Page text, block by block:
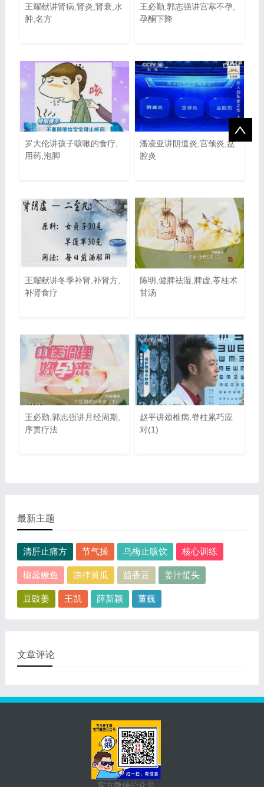
王耀献讲肾病,肾炎,肾衰,水
肿,名方
王必勤,郭志强讲宫寒不孕,
孕酮下降
罗大伦讲孩子咳嗽的食疗,
用药,泡脚
潘凌亚讲阴道炎,宫颈炎,盆
腔炎
王耀献讲冬季补肾,补肾方,
补肾食疗
陈明,健脾祛湿,脾虚,苓桂术
甘汤
王必勤,郭志强讲月经周期,
序贯疗法
赵平讲颈椎病,脊柱累巧应
对(1)
最新主题
清肝止痛方 节气操 乌梅止咳饮 核心训练
椒蕊鳜鱼 凉拌黄瓜 茴香豆 姜汁蜇头
豆豉姜 王凯 薛新颖 董巍
文章评论